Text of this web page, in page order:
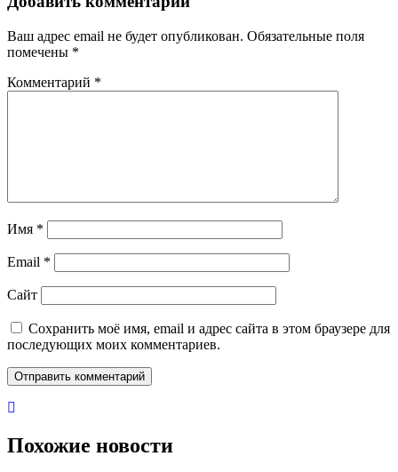
Ваш адрес email не будет опубликован. Обязательные поля
помечены *
Комментарий *
Имя *
Email *
Сайт
Сохранить моё имя, email и адрес сайта в этом браузере для
последующих моих комментариев.
Похожие новости